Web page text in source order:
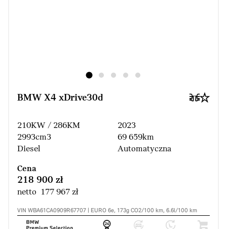
BMW X4 xDrive30d
210KW / 286KM
2993cm3
Diesel
2023
69 659km
Automatyczna
Cena
218 900 zł
netto 177 967 zł
VIN WBA61CA0909R67707 | EURO 6e, 173g CO2/100 km, 6.6l/100 km